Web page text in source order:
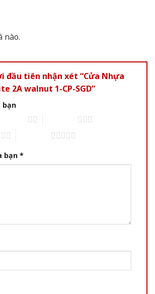
nào.
đầu tiên nhận xét “Cửa Nhựa
2A walnut 1-CP-SGD”
bạn
bạn *